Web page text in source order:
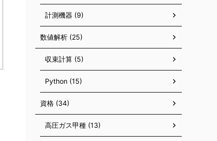
計測機器 (9)
数値解析 (25)
収束計算 (5)
Python (15)
資格 (34)
高圧ガス甲種 (13)